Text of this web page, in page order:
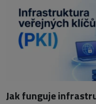
Jak funguje